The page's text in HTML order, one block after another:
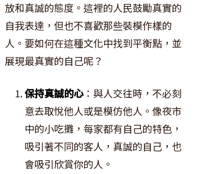
放和真誠的態度。這裡的人民鼓勵真實的
自我表達，但也不喜歡那些裝模作樣的
人。要如何在這種文化中找到平衡點，並
展現最真實的自己呢？
保持真誠的心：與人交往時，不必刻
意去取悅他人或是模仿他人。像夜市
中的小吃攤，每家都有自己的特色，
吸引著不同的客人，真誠的自己，也
會吸引欣賞你的人。